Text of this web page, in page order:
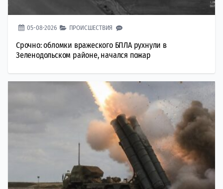
05-08-2026 ПРОИСШЕСТВИЯ
Срочно: обломки вражеского БПЛА рухнули в
Зеленодольском районе, начался пожар